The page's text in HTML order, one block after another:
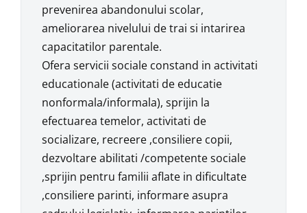
prevenirea abandonului scolar,
ameliorarea nivelului de trai si intarirea
capacitatilor parentale.
Ofera servicii sociale constand in activitati
educationale (activitati de educatie
nonformala/informala), sprijin la
efectuarea temelor, activitati de
socializare, recreere ,consiliere copii,
dezvoltare abilitati /competente sociale
,sprijin pentru familii aflate in dificultate
,consiliere parinti, informare asupra